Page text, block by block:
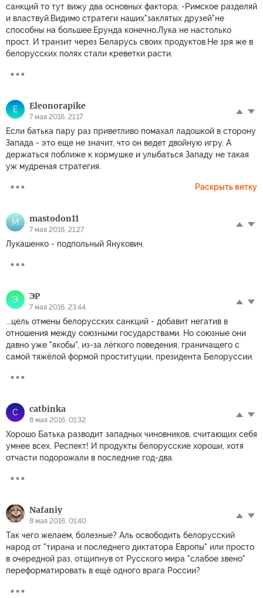
санкций то тут вижу два основных фактора; -Римское разделяй
и властвуй.Видимо стратеги наших"заклятых друзей"не
способны на большее.Ерунда конечно,Лука не настолько
прост. И транзит через Беларусь своих продуктов.Не зря же в
белорусских полях стали креветки расти.
E Eleonorapike
7 мая 2016, 21:17
Если батька пару раз приветливо помахал ладошкой в сторону
Запада - это еще не значит, что он ведет двойную игру. А
держаться поближе к кормушке и улыбаться Западу не такая
уж мудреная стратегия.
Раскрыть ветку
M mastodon11
7 мая 2016, 21:27
Лукашенко - подпольный Янукович.
Э ЭР
7 мая 2016, 23:44
...цель отмены белорусских санкций - добавит негатив в
отношения между союзными государствами. Но союзные они
давно уже "якобы", из-за лёгкого поведения, граничащего с
самой тяжёлой формой проституции, президента Белоруссии.
C catbinka
8 мая 2016, 01:32
Хорошо Батька разводит западных чиновников, считающих себя
умнее всех. Респект! И продукты белорусские хороши, хотя
отчасти подорожали в последние год-два.
Nafaniy
8 мая 2016, 01:40
Так чего желаем, болезные? Аль освободить белорусский
народ от "тирана и последнего диктатора Европы" или просто
в очередной раз, отщипнув от Русского мира "слабое звено"
переформатировать в ещё одного врага России?